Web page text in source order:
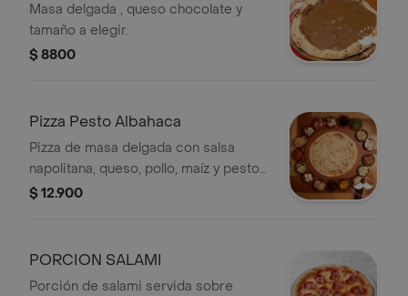
Masa delgada , queso chocolate y
tamaño a elegir.
$ 8800
Pizza Pesto Albahaca
Pizza de masa delgada con salsa
napolitana, queso, pollo, maíz y pesto
de albahaca.
$ 12.900
PORCION SALAMI
Porción de salami servida sobre